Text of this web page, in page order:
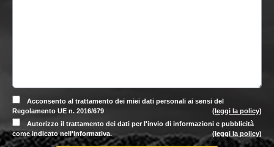
Acconsento al trattamento dei miei dati personali ai sensi del
Regolamento UE n. 2016/679
(leggi la policy)
Autorizzo il trattamento dei dati per l'invio di informazioni e pubblicità
come indicato nell'Informativa.
(leggi la policy)